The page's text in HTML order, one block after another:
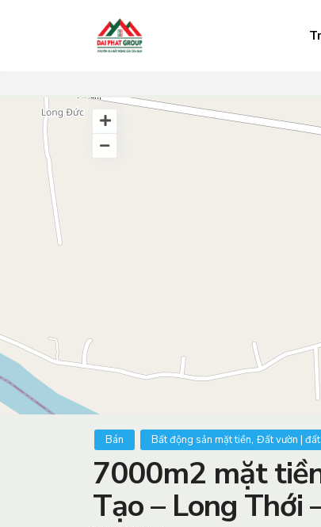
Bán Bất động sản mặt tiền, Đất vườn |
7000m2 mặt
Tạo – Long Thới